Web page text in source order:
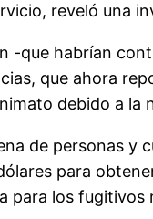
reveló una
que habrían
que ahora
debido a la
de personas
para
para los